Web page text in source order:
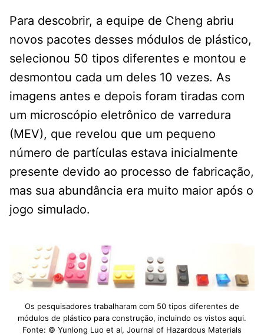
Para descobrir, a equipe de Cheng abriu
novos pacotes desses módulos de plástico,
selecionou 50 tipos diferentes e montou e
desmontou cada um deles 10 vezes. As
imagens antes e depois foram tiradas com
um microscópio eletrônico de varredura
(MEV), que revelou que um pequeno
número de partículas estava inicialmente
presente devido ao processo de fabricação,
mas sua abundância era muito maior após o
jogo simulado.
Os pesquisadores trabalharam com 50 tipos diferentes de
módulos de plástico para construção, incluindo os vistos aqui.
Fonte: © Yunlong Luo et al, Journal of Hazardous Materials